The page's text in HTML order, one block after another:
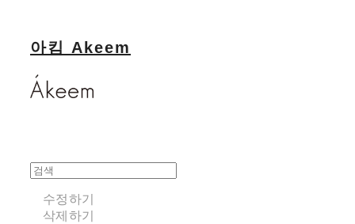
아킴 Akeem
수정하기
삭제하기